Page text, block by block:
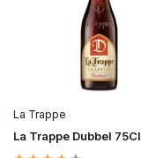
La Trappe
La Trappe Dubbel 75Cl